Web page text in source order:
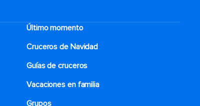
Último momento
Cruceros de Navidad
Guías de cruceros
Vacaciones en familia
Grupos